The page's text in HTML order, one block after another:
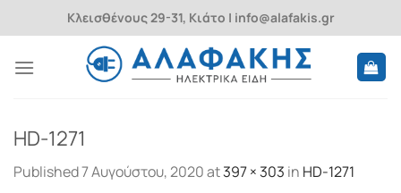
to
Κλεισθένους 29-31, Κιάτο | info@alafakis.gr
HD-1271
Published7 Αυγούστου, 2020at397 × 303 in HD-1271